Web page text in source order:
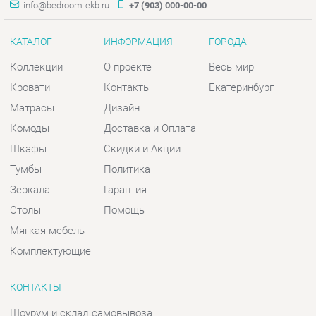
Комоды
Тумбы
Зеркала
Столы
Мягкая мебель
Комплектующие
Доставка и Оплата
Политика
Гарантия
Помощь
Шоурум и склад самовывоза
Адрес: г. Екатеринбург, пер.
Базовый, 47
Телефон: +7 (903) 000-00-00
Пн - Пт:10:00 - 18:00 (GMT+5)